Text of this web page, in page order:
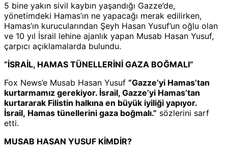
5 bine yakın sivil kaybın yaşandığı Gazze’de,
yönetimdeki Hamas’ın ne yapacağı merak edilirken,
Hamas’ın kurucularından Şeyh Hasan Yusuf’un oğlu olan
ve 10 yıl İsrail lehine ajanlık yapan Musab Hasan Yusuf,
çarpıcı açıklamalarda bulundu.
“İSRAİL, HAMAS TÜNELLERİNİ GAZA BOĞMALI”
Fox News’e Musab Hasan Yusuf “Gazze’yi Hamas’tan
kurtarmamız gerekiyor. İsrail, Gazze’yi Hamas’tan
kurtararak Filistin halkına en büyük iyiliği yapıyor.
İsrail, Hamas tünellerini gaza boğmalı.” sözlerini sarf
etti.
MUSAB HASAN YUSUF KİMDİR?